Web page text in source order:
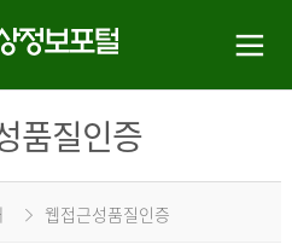
품질인증
웹접근성품질인증